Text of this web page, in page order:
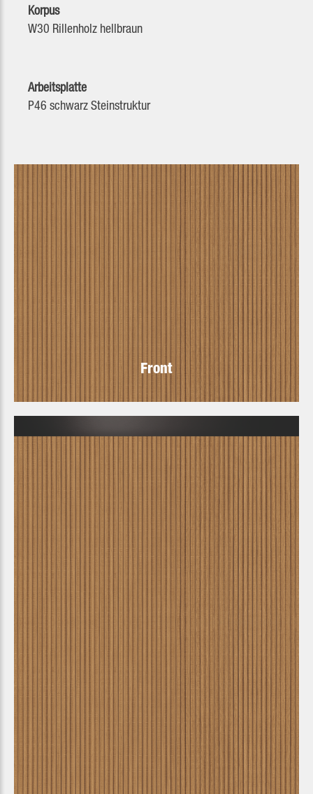
Korpus
W30 Rillenholz hellbraun
Arbeitsplatte
P46 schwarz Steinstruktur
Front